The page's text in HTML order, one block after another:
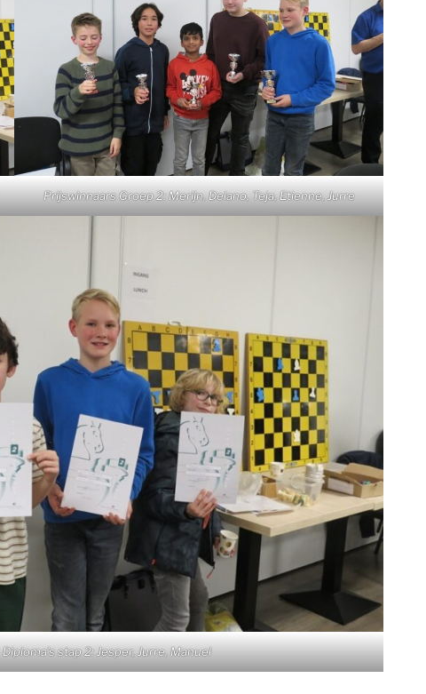
Prijswinnaars Groep 2: Merijn, Delano, Teja, Etienne, Jurre
Diploma’s stap 2: Jesper, Jurre, Manuel